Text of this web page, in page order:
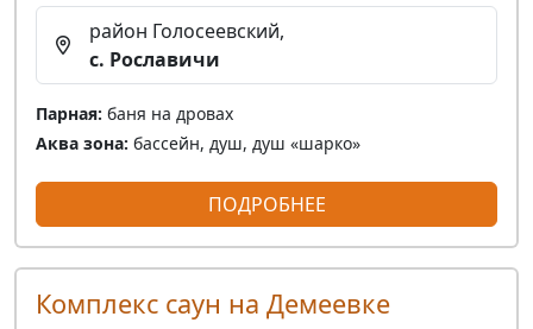
район Голосеевский,
с. Рославичи
Парная: баня на дровах
Аква зона: бассейн, душ, душ «шарко»
ПОДРОБНЕЕ
Комплекс саун на Демеевке